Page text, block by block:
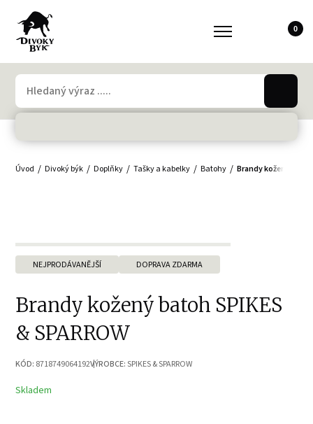
0
Úvod Divoký býk Doplňky Tašky a kabelky Batohy Brandy kožený batoh
NEJPRODÁVANĚJŠÍ DOPRAVA ZDARMA
Brandy kožený batoh SPIKES
& SPARROW
KÓD: 8718749064192VÝROBCE: SPIKES & SPARROW
Skladem